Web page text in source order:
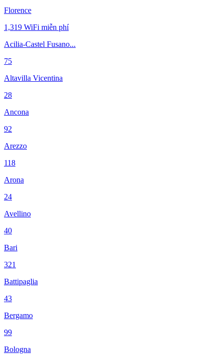
Florence
1,319 WiFi miễn phí
Acilia-Castel Fusano...
75
Altavilla Vicentina
28
Ancona
92
Arezzo
118
Arona
24
Avellino
40
Bari
321
Battipaglia
43
Bergamo
99
Bologna